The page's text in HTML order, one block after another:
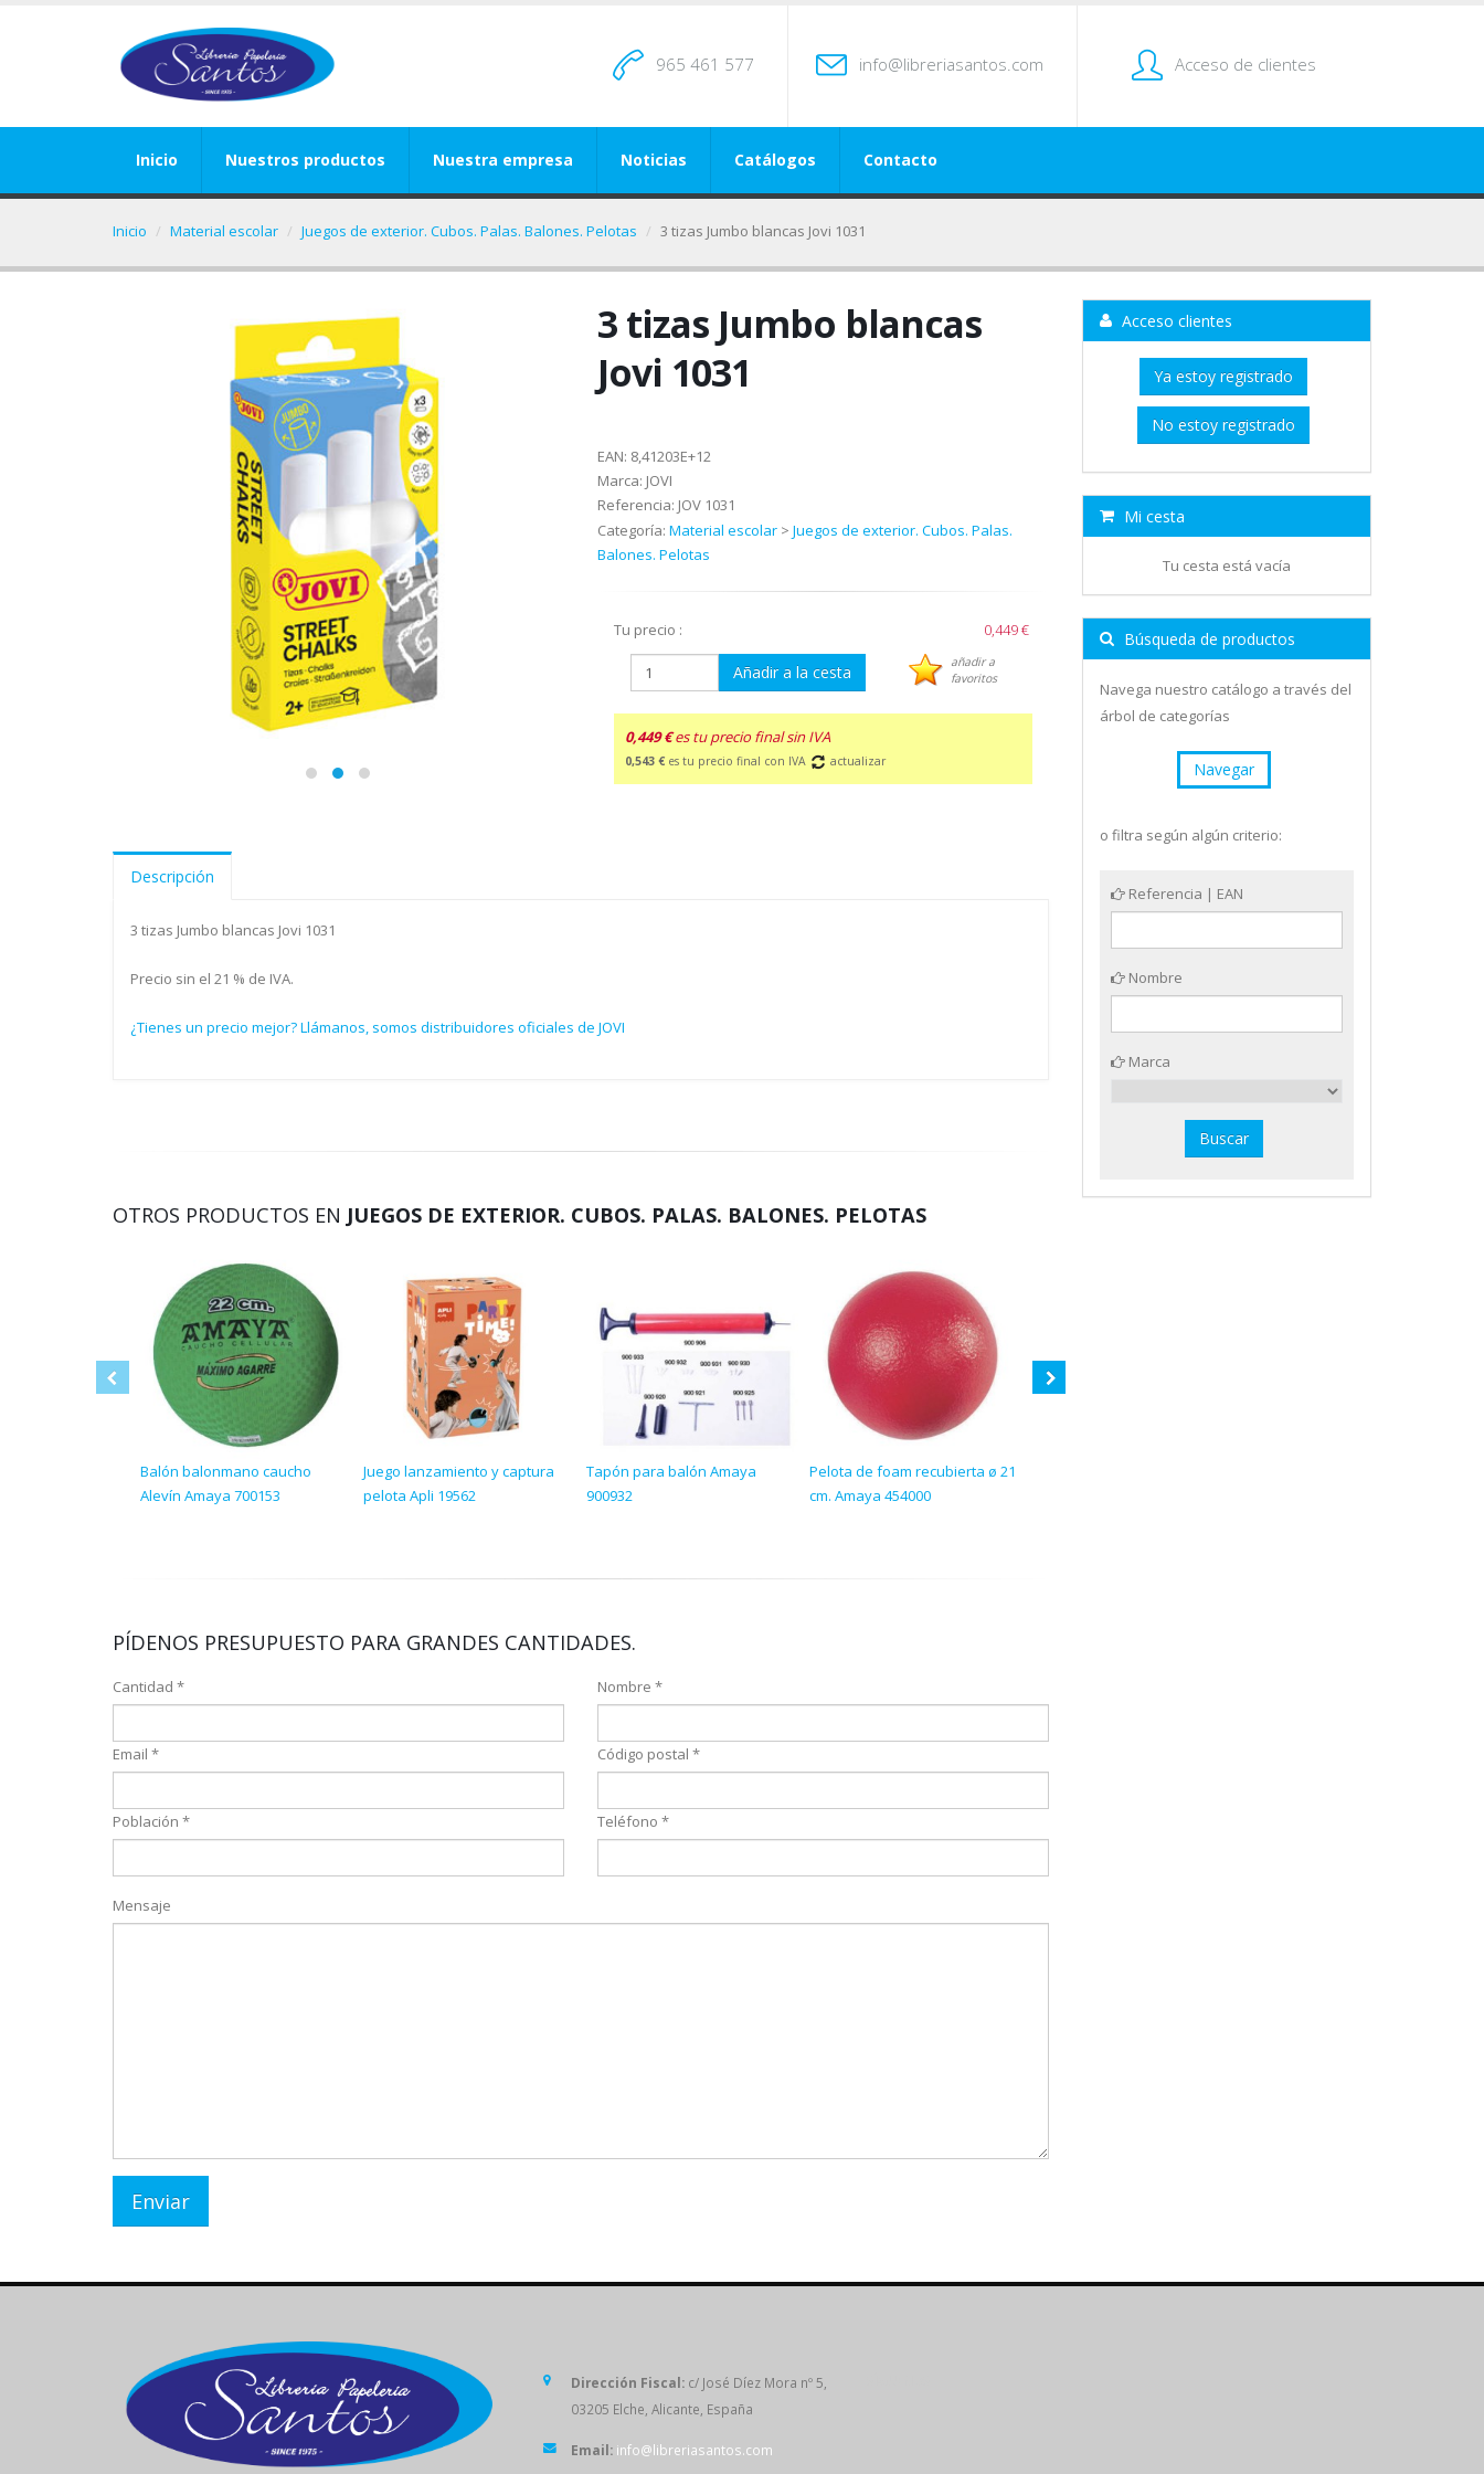
965 461 577 info@libreriasantos.com Acceso de clientes
Inicio Nuestros productos Nuestra empresa Noticias Catálogos Contacto
Inicio Material escolar Juegos de exterior. Cubos. Palas. Balones. Pelotas 3 tizas Jumbo blancas Jovi 1031
3 tizas Jumbo blancas
Jovi 1031
EAN: 8,41203E+12
Marca: JOVI
Referencia: JOV 1031
Categoría: Material escolar> Juegos de exterior. Cubos. Palas.
Balones. Pelotas
Tu precio : 0,449 €
Añadir a la cesta
añadir a
favoritos
0,449 €es tu precio final sin IVA
0,543 € es tu precio final con IVA actualizar
Descripción
3 tizas Jumbo blancas Jovi 1031
Precio sin el 21 % de IVA.
¿Tienes un precio mejor? Llámanos, somos distribuidores oficiales de JOVI
OTROS PRODUCTOS EN JUEGOS DE EXTERIOR. CUBOS. PALAS. BALONES. PELOTAS
Balón balonmano caucho
Alevín Amaya 700153
Juego lanzamiento y captura
pelota Apli 19562
Tapón para balón Amaya
900932
Pelota de foam recubierta ø 21
cm. Amaya 454000
PÍDENOS PRESUPUESTO PARA GRANDES CANTIDADES.
Cantidad * Nombre *
Email * Código postal *
Población * Teléfono *
Mensaje
Acceso clientes
Ya estoy registrado
No estoy registrado
Mi cesta
Tu cesta está vacía
Búsqueda de productos
Navega nuestro catálogo a través del
árbol de categorías
Navegar
o filtra según algún criterio:
Referencia | EAN
Nombre
Marca
Dirección Fiscal: c/ José Díez Mora nº 5,
03205 Elche, Alicante, España
Email: info@libreriasantos.com